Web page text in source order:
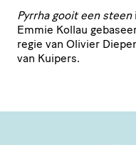
Pyrrha gooit een steen
Emmie Kollau
regie van Olivier
van Kuipers.